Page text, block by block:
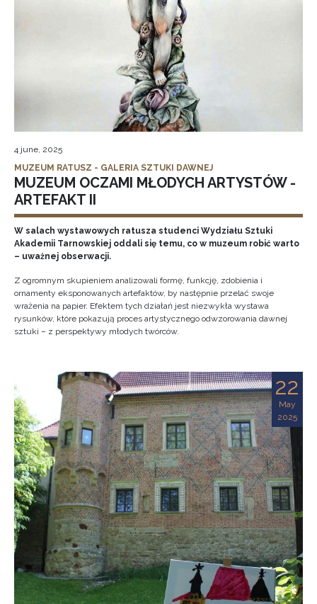
4 june, 2025
MUZEUM RATUSZ - GALERIA SZTUKI DAWNEJ
MUZEUM OCZAMI MŁODYCH ARTYSTÓW -
ARTEFAKT II
W salach wystawowych ratusza studenci Wydziału Sztuki
Akademii Tarnowskiej oddali się temu, co w muzeum robić warto
– uważnej obserwacji.
Z ogromnym skupieniem analizowali formę, funkcję, zdobienia i
ornamenty eksponowanych artefaktów, by następnie przelać swoje
wrażenia na papier. Efektem tych działań jest niezwykła wystawa
rysunków, które pokazują proces artystycznego odwzorowania dawnej
sztuki – z perspektywy młodych twórców.
22
May
2025